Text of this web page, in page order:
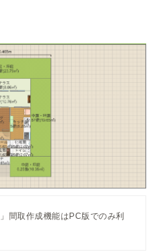
間取作成機能はPC版でのみ利